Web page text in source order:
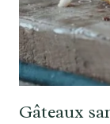
Gâteaux